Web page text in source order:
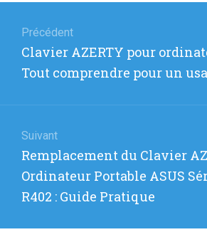
de
l’article
Précédent
Article
précédent
Clavier AZERTY pour
Tout comprendre pour un
Suivant
Article
suivant
:
Remplacement du Clavier
Ordinateur Portable ASUS
R402 : Guide Pratique